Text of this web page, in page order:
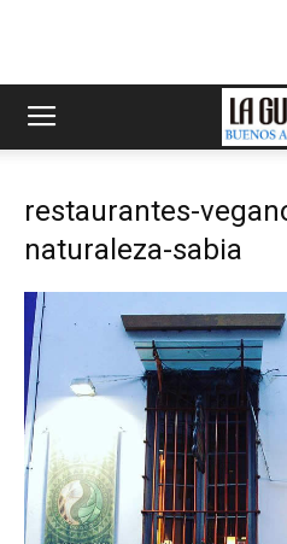
restaurantes-
naturaleza-sabia